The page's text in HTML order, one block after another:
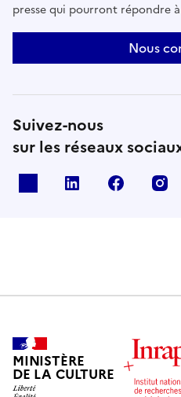
presse qui pourront répondre
Nous
Suivez-nous
sur les réseaux
Linkedin Facebook
MINISTÈRE
DE LA CULTURE